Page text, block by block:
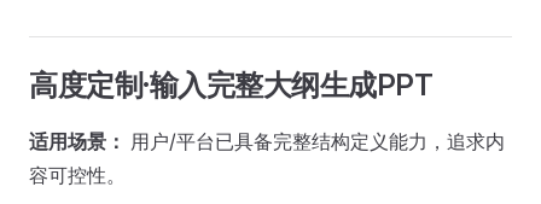
高度定制·输入完整大纲生成PPT
适用场景： 用户/平台已具备完整结构定义能力，追求内
容可控性。